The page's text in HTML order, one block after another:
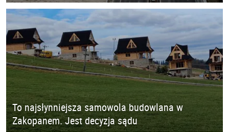
To najsłynniejsza samowola budowlana w
Zakopanem. Jest decyzja sądu